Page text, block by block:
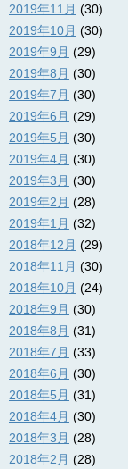
2019年11月 (30)
2019年10月 (30)
2019年9月 (29)
2019年8月 (30)
2019年7月 (30)
2019年6月 (29)
2019年5月 (30)
2019年4月 (30)
2019年3月 (30)
2019年2月 (28)
2019年1月 (32)
2018年12月 (29)
2018年11月 (30)
2018年10月 (24)
2018年9月 (30)
2018年8月 (31)
2018年7月 (33)
2018年6月 (30)
2018年5月 (31)
2018年4月 (30)
2018年3月 (28)
2018年2月 (28)